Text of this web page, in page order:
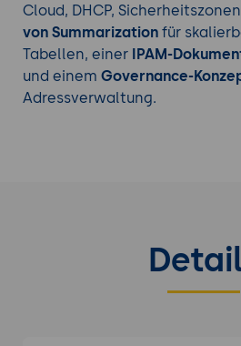
Finden Sie den richtigen
unserem Portfolio.
Cloud, DHCP,
von Summarizationfür
Tabellen, einer IPAM-
und einem Governance-
Adressverwaltung.